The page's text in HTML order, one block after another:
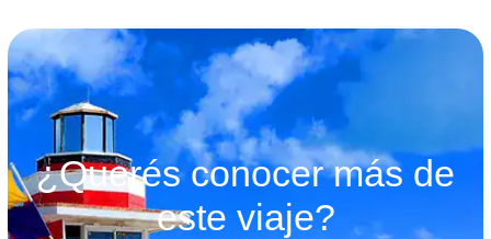
¿Querés conocer más de
este viaje?